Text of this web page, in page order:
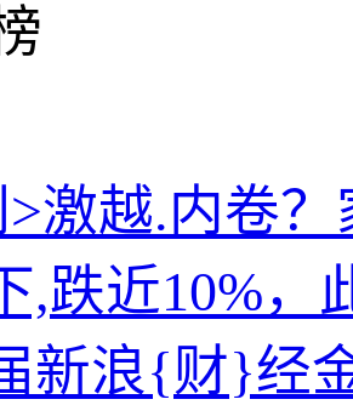
激越.内卷
,跌近10%，
新浪{财}经